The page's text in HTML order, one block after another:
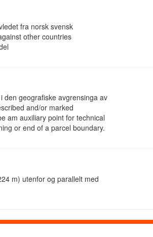
fra norsk svensk
other countries
den geografiske avgrensinga av
and/or marked
am auxiliary point for technical
or end of a parcel boundary.
m) utenfor og parallelt med